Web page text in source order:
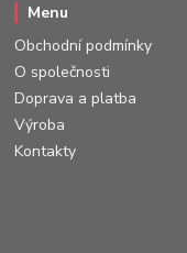
Menu
Obchodní podmínky
O společnosti
Doprava a platba
Výroba
Kontakty